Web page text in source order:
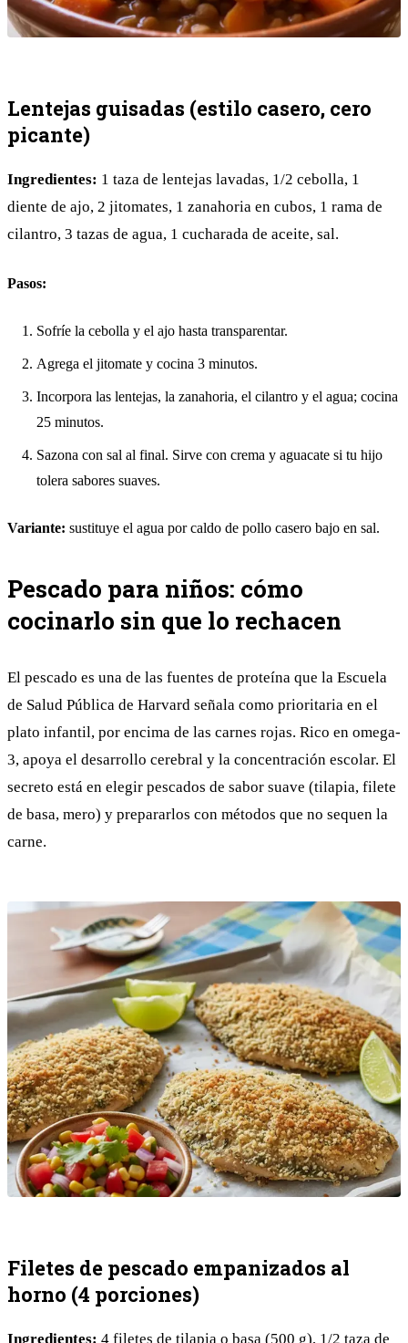
Lentejas guisadas (estilo casero, cero
picante)
Ingredientes: 1 taza de lentejas lavadas, 1/2 cebolla, 1
diente de ajo, 2 jitomates, 1 zanahoria en cubos, 1 rama de
cilantro, 3 tazas de agua, 1 cucharada de aceite, sal.
Pasos:
Sofríe la cebolla y el ajo hasta transparentar.
Agrega el jitomate y cocina 3 minutos.
Incorpora las lentejas, la zanahoria, el cilantro y el agua; cocina
25 minutos.
Sazona con sal al final. Sirve con crema y aguacate si tu hijo
tolera sabores suaves.
Variante: sustituye el agua por caldo de pollo casero bajo en sal.
Pescado para niños: cómo
cocinarlo sin que lo rechacen
El pescado es una de las fuentes de proteína que la Escuela
de Salud Pública de Harvard señala como prioritaria en el
plato infantil, por encima de las carnes rojas. Rico en omega-
3, apoya el desarrollo cerebral y la concentración escolar. El
secreto está en elegir pescados de sabor suave (tilapia, filete
de basa, mero) y prepararlos con métodos que no sequen la
carne.
Filetes de pescado empanizados al
horno (4 porciones)
Ingredientes: 4 filetes de tilapia o basa (500 g), 1/2 taza de